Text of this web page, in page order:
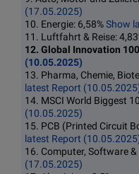
(17.05.2025)
10. Energie: 6,58%Show
11. Luftfahrt & Reise:
12. Global Innovation
(10.05.2025)
13. Pharma, Chemie,
latest Report
14. MSCI World Biggest
(10.05.2025)
15. PCB (Printed Circuit
latest Report
16. Computer, Software &
(17.05.2025)